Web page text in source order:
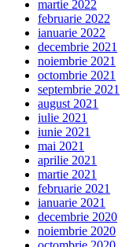
martie 2022
februarie 2022
ianuarie 2022
decembrie 2021
noiembrie 2021
octombrie 2021
septembrie 2021
august 2021
iulie 2021
iunie 2021
mai 2021
aprilie 2021
martie 2021
februarie 2021
ianuarie 2021
decembrie 2020
noiembrie 2020